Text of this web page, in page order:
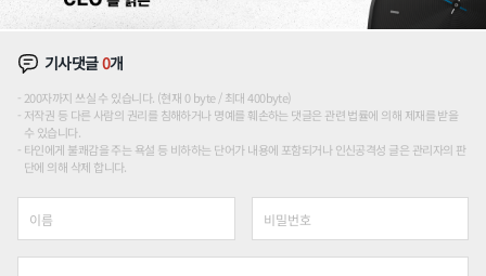
기사댓글0개
200자까지 쓰실 수 있습니다. (현재 0 byte / 최대 400byte)
저작권 등 다른 사람의 권리를 침해하거나 명예를 훼손하는 댓글은 관련 법률에 의해 제재를 받을
수 있습니다.
타인에게 불쾌감을 주는 욕설 등 비하하는 단어가 내용에 포함되거나 인신공격성 글은 관리자의 판
단에 의해 삭제 합니다.